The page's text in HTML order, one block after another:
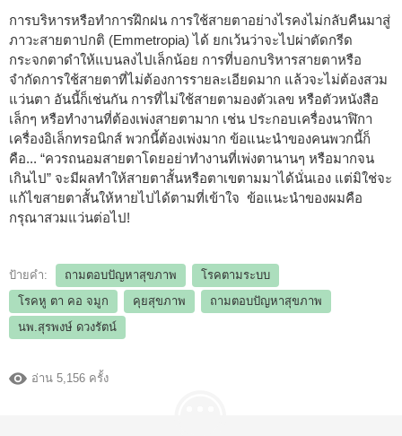
การบริหารหรือทำการฝึกฝน การใช้สายตาอย่างไรคงไม่กลับคืนมาสู่
ภาวะสายตาปกติ (Emmetropia) ได้ ยกเว้นว่าจะไปผ่าตัดกรีด
กระจกตาดำให้แบนลงไปเล็กน้อย การที่บอกบริหารสายตาหรือ
จำกัดการใช้สายตาที่ไม่ต้องการรายละเอียดมาก แล้วจะไม่ต้องสวม
แว่นตา อันนี้ก็เช่นกัน การที่ไม่ใช้สายตามองตัวเลข หรือตัวหนังสือ
เล็กๆ หรือทำงานที่ต้องเพ่งสายตามาก เช่น ประกอบเครื่องนาฬิกา
เครื่องอิเล็กทรอนิกส์ พวกนี้ต้องเพ่งมาก ข้อแนะนำของคนพวกนี้ก็
คือ... “ควรถนอมสายตาโดยอย่าทำงานที่เพ่งตานานๆ หรือมากจน
เกินไป” จะมีผลทำให้สายตาสั้นหรือตาเขตามมาได้นั่นเอง แต่มิใช่จะ
แก้ไขสายตาสั้นให้หายไปได้ตามที่เข้าใจ ข้อแนะนำของผมคือ
กรุณาสวมแว่นต่อไป!
ป้ายคำ: ถามตอบปัญหาสุขภาพ
โรคตามระบบ
โรคหู ตา คอ จมูก
คุยสุขภาพ
ถามตอบปัญหาสุขภาพ
นพ.สุรพงษ์ ดวงรัตน์
อ่าน 5,156 ครั้ง